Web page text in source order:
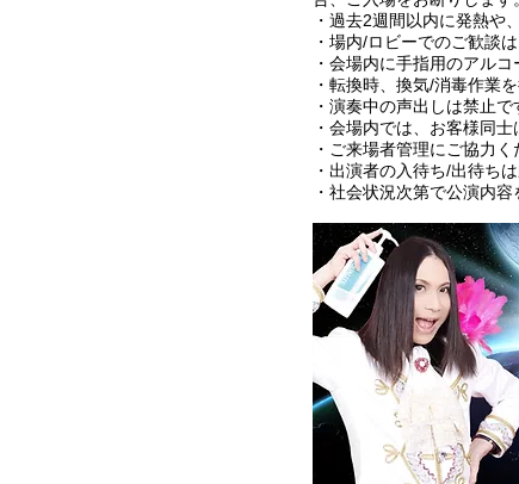
・過去2週間以内に発熱や
・場内/ロビーでのご歓談
・会場内に手指用のアル
・転換時、換気/消毒作業
・演奏中の声出しは禁止で
・会場内では、お客様同
・ご来場者管理にご協力く
・出演者の入待ち/出待ち
・社会状況次第で公演内